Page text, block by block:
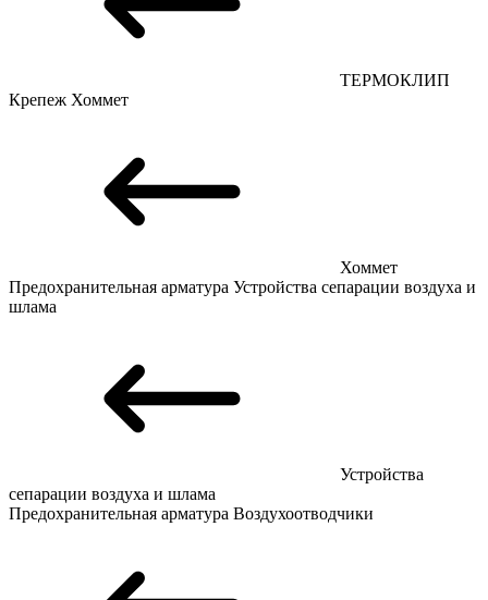
ТЕРМОКЛИП
Крепеж Хоммет
Хоммет
Предохранительная арматура Устройства сепарации воздуха и
шлама
Устройства
сепарации воздуха и шлама
Предохранительная арматура Воздухоотводчики